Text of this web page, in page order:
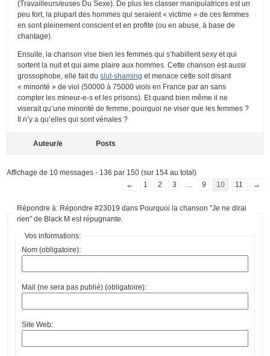
(Travailleurs/euses Du Sexe). De plus les classer manipulatrices est un
peu fort, la plupart des hommes qui seraient « victime » de ces femmes
en sont pleinement conscient et en profite (ou en abuse, à base de
chantage).
Ensuite, la chanson vise bien les femmes qui s’habillent sexy et qui
sortent la nuit et qui aime plaire aux hommes. Cette chanson est aussi
grossophobe, elle fait du slut-shaming et menace cette soit disant
« minorité » de viol (50000 à 75000 viols en France par an sans
compter les mineur-e-s et les prisons). Et quand bien même il ne
viserait qu’une minorité de femme, pourquoi ne viser que les femmes ?
Il n’y a qu’elles qui sont vénales ?
Auteur/e Posts
Affichage de 10 messages - 136 par 150 (sur 154 au total)
←
1 2 3 9 10 11 →
Répondre à: Répondre #23019 dans Pourquoi la chanson "Je ne dirai
rien" de Black M est répugnante.
Vos informations:
Nom (obligatoire):
Mail (ne sera pas publié) (obligatoire):
Site Web: